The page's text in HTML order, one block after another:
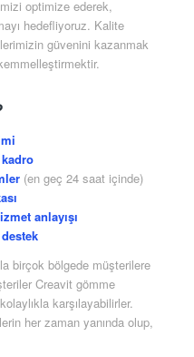
optimize ederek,
hedefliyoruz. Kalite
güvenini kazanmak
(en geç 24 saat içinde)
anlayışı
birçok bölgede müşterilere
Creavit gömme
karşılayabilirler.
her zaman yanında olup,